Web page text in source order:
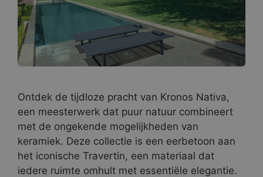
Ontdek de tijdloze pracht van Kronos Nativa,
een meesterwerk dat puur natuur combineert
met de ongekende mogelijkheden van
keramiek. Deze collectie is een eerbetoon aan
het iconische Travertin, een materiaal dat
iedere ruimte omhult met essentiële elegantie.